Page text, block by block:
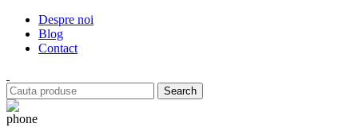
Despre noi
Blog
Contact
Search